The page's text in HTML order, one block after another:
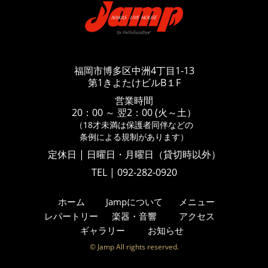
福岡市博多区中洲4丁目1-13
第1きよたけビルB１F
営業時間
20：00 ～ 翌2：00 (火～土）
（18才未満は保護者同伴などの
条例による規制があります）
定休日 | 日曜日・月曜日（貸切時以外）
TEL | 092-282-0920
ホーム Jampについて
メニュー
レパートリー
楽器・音響
アクセス
ギャラリー
お知らせ
© Jamp All rights reserved.